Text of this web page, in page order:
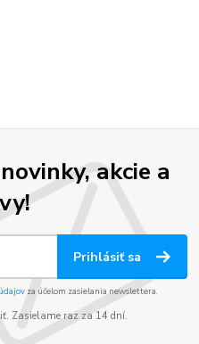
akcie a
Prihlásiť sa
za účelom zasielania newslettera.
Zasielame raz za 14 dní.